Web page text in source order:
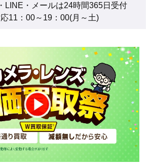
LINE・メールは24時間365日受付
11：00～19：00(月～土)